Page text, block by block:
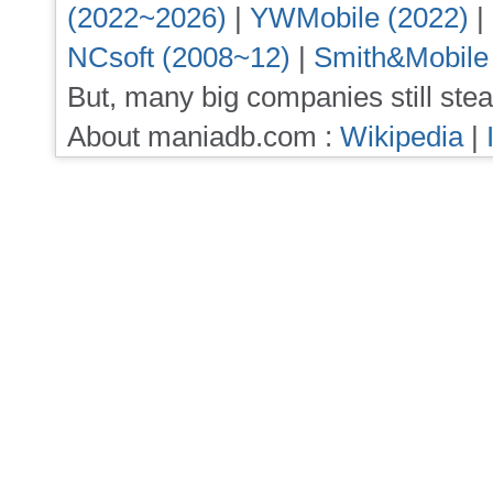
(2022~2026) | YWMobile (2022) |
NCsoft (2008~12) |
But, many big companies still
About maniadb.com : Wikipedia|